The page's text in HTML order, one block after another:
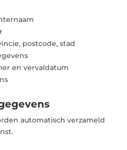
postcode, stad
en vervaldatum
automatisch verzameld